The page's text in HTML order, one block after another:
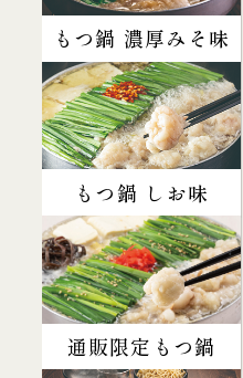
もつ鍋 濃厚みそ味
もつ鍋 しお味
通販限定もつ鍋